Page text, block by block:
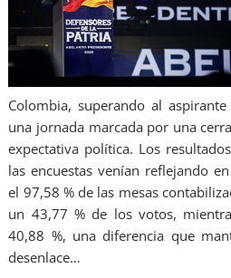
Colombia, superando al
una jornada marcada por una
expectativa política. Los
las encuestas venían reflejando
el 97,58 % de las mesas
un 43,77 % de los votos,
40,88 %, una diferencia que
desenlace…